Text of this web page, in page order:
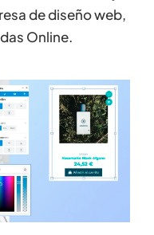
de diseño web,
Online.